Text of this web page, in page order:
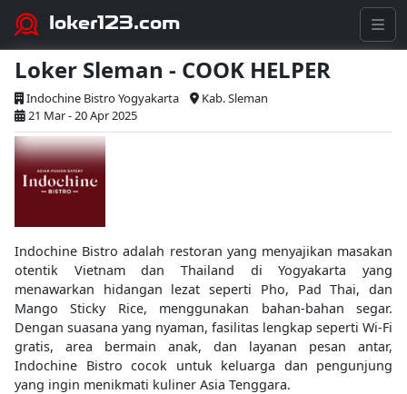
loker123.com
Loker Sleman - COOK HELPER
Indochine Bistro Yogyakarta
Kab. Sleman
21 Mar - 20 Apr 2025
Indochine Bistro adalah restoran yang menyajikan masakan
otentik Vietnam dan Thailand di Yogyakarta yang
menawarkan hidangan lezat seperti Pho, Pad Thai, dan
Mango Sticky Rice, menggunakan bahan-bahan segar.
Dengan suasana yang nyaman, fasilitas lengkap seperti Wi-Fi
gratis, area bermain anak, dan layanan pesan antar,
Indochine Bistro cocok untuk keluarga dan pengunjung
yang ingin menikmati kuliner Asia Tenggara.